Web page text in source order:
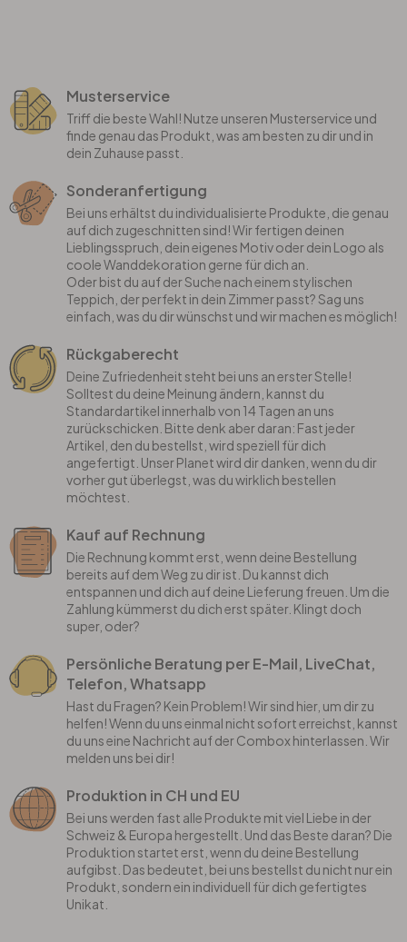
Musterservice
Triff die beste Wahl! Nutze unseren Musterservice und
finde genau das Produkt, was am besten zu dir und in
dein Zuhause passt.
Sonderanfertigung
Bei uns erhältst du individualisierte Produkte, die genau
auf dich zugeschnitten sind! Wir fertigen deinen
Lieblingsspruch, dein eigenes Motiv oder dein Logo als
coole Wanddekoration gerne für dich an.
Oder bist du auf der Suche nach einem stylischen
Teppich, der perfekt in dein Zimmer passt? Sag uns
einfach, was du dir wünschst und wir machen es möglich!
Rückgaberecht
Deine Zufriedenheit steht bei uns an erster Stelle!
Solltest du deine Meinung ändern, kannst du
Standardartikel innerhalb von 14 Tagen an uns
zurückschicken. Bitte denk aber daran: Fast jeder
Artikel, den du bestellst, wird speziell für dich
angefertigt. Unser Planet wird dir danken, wenn du dir
vorher gut überlegst, was du wirklich bestellen
möchtest.
Kauf auf Rechnung
Die Rechnung kommt erst, wenn deine Bestellung
bereits auf dem Weg zu dir ist. Du kannst dich
entspannen und dich auf deine Lieferung freuen. Um die
Zahlung kümmerst du dich erst später. Klingt doch
super, oder?
Persönliche Beratung per E-Mail, LiveChat,
Telefon, Whatsapp
Hast du Fragen? Kein Problem! Wir sind hier, um dir zu
helfen! Wenn du uns einmal nicht sofort erreichst, kannst
du uns eine Nachricht auf der Combox hinterlassen. Wir
melden uns bei dir!
Produktion in CH und EU
Bei uns werden fast alle Produkte mit viel Liebe in der
Schweiz & Europa hergestellt. Und das Beste daran? Die
Produktion startet erst, wenn du deine Bestellung
aufgibst. Das bedeutet, bei uns bestellst du nicht nur ein
Produkt, sondern ein individuell für dich gefertigtes
Unikat.